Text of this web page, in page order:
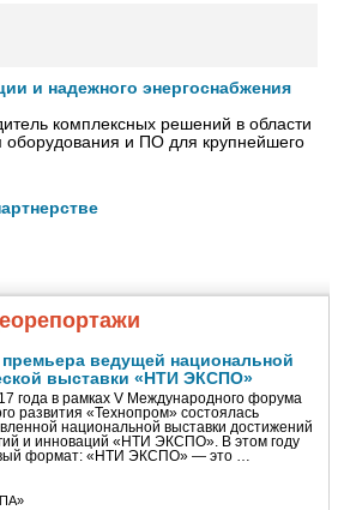
и надежного энергоснабжения
комплексных решений в области
оборудования и ПО для крупнейшего
ведущей национальной
выставки «НТИ ЭКСПО»
года в рамках V Международного форума
развития «Технопром» состоялась
национальной выставки достижений
и инноваций «НТИ ЭКСПО». В этом году
формат: «НТИ ЭКСПО» — это …